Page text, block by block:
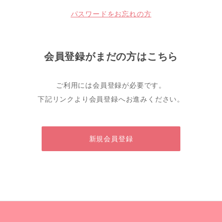
パスワードをお忘れの方
会員登録がまだの方はこちら
ご利用には会員登録が必要です。
下記リンクより会員登録へお進みください。
新規会員登録